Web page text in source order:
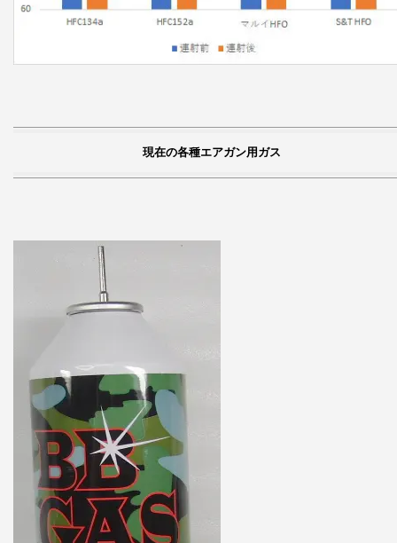
現在の各種エアガン用ガス